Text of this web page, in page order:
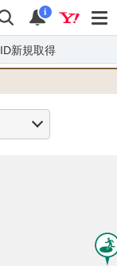
検索 通知
i
ID新規取得